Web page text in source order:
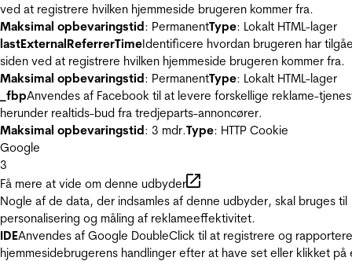
ved at registrere hvilken hjemmeside brugeren kommer fra.
Maksimal opbevaringstid: PermanentType: Lokalt HTML-lager
lastExternalReferrerTimeIdentificere hvordan brugeren har
siden ved at registrere hvilken hjemmeside brugeren kommer fra.
Maksimal opbevaringstid: PermanentType: Lokalt HTML-lager
_fbpAnvendes af Facebook til at levere forskellige reklame-
herunder realtids-bud fra tredjeparts-annoncører.
Maksimal opbevaringstid: 3 mdr.Type: HTTP Cookie
Google
3
Få mere at vide om denne udbyder
Nogle af de data, der indsamles af denne udbyder, skal bruges til
personalisering og måling af reklameeffektivitet.
IDEAnvendes af Google DoubleClick til at registrere og
hjemmesidebrugerens handlinger efter at have set eller klikket på